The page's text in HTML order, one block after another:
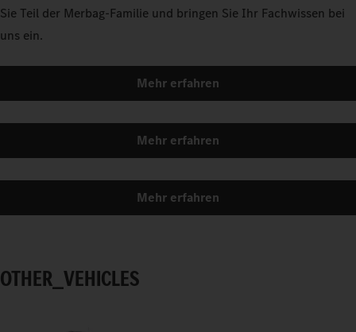
Sie Teil der Merbag-Familie und bringen Sie Ihr Fachwissen bei
uns ein.
Mehr erfahren
Mehr erfahren
Mehr erfahren
OTHER_VEHICLES